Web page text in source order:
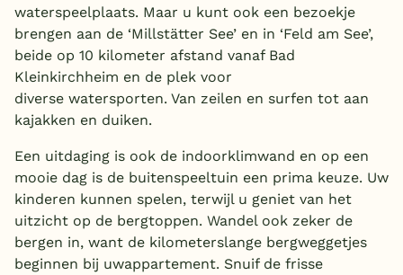
waterspeelplaats. Maar u kunt ook een bezoekje
brengen aan de ‘Millstätter See’ en in ‘Feld am See’,
beide op 10 kilometer afstand vanaf Bad
Kleinkirchheim en de plek voor
diverse watersporten. Van zeilen en surfen tot aan
kajakken en duiken.
Een uitdaging is ook de indoorklimwand en op een
mooie dag is de buitenspeeltuin een prima keuze. Uw
kinderen kunnen spelen, terwijl u geniet van het
uitzicht op de bergtoppen. Wandel ook zeker de
bergen in, want de kilometerslange bergweggetjes
beginnen bij uwappartement. Snuif de frisse